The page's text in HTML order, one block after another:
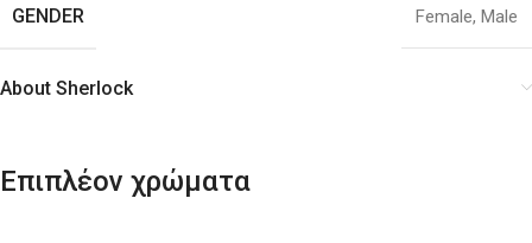
GENDER Female, Male
About Sherlock
Επιπλέον χρώματα